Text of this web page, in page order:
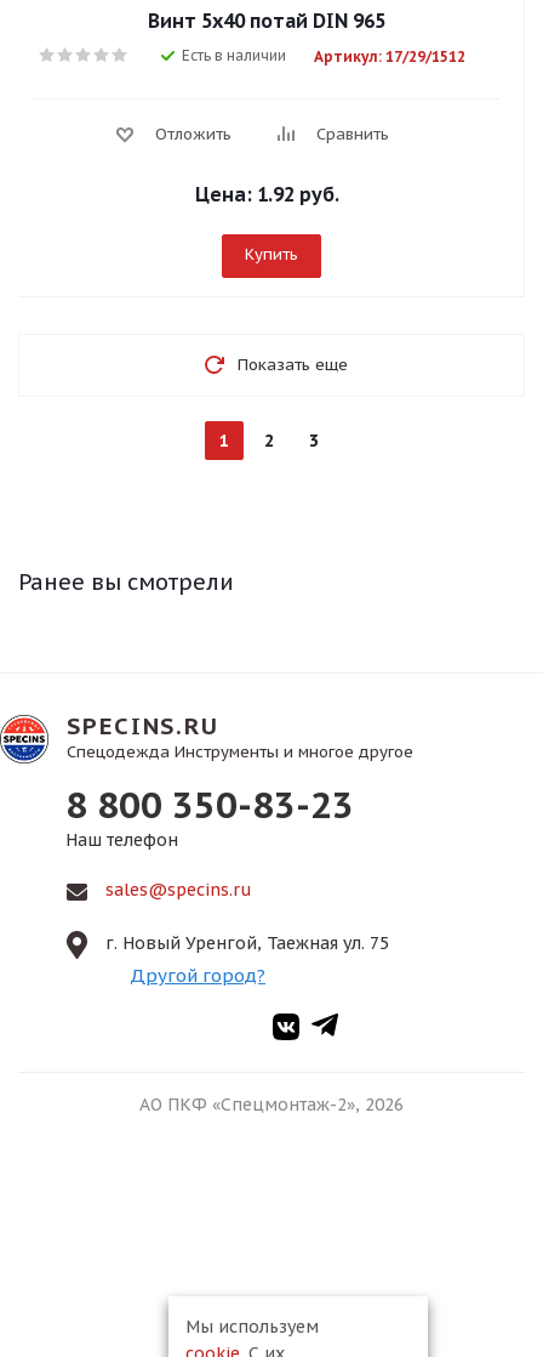
Винт 5х40 потай DIN 965
Есть в наличии Артикул: 17/29/1512
Отложить Сравнить
Цена: 1.92 руб.
Купить
Показать еще
1 2 3
Ранее вы смотрели
SPECINS.RU
Спецодежда Инструменты и многое другое
8 800 350-83-23
Наш телефон
sales@specins.ru
г. Новый Уренгой, Таежная ул. 75
Другой город?
АО ПКФ «Спецмонтаж-2», 2026
Мы используем